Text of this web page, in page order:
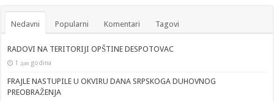
Nedavni Popularni Komentari Tagovi
RADOVI NA TERITORIJI OPŠTINE DESPOTOVAC
1 дан godina
FRAJLE NASTUPILE U OKVIRU DANA SRPSKOGA DUHOVNOG
PREOBRAŽENJA